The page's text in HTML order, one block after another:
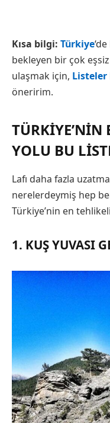
Kısa bilgi: Türkiye
bekleyen bir çok
ulaşmak için, Listeler
öneririm.
TÜRKIYE’NIN
YOLU BU
Lafı daha fazla
nerelerdeymiş hep
Türkiye’nin en
1. KUŞ YUVASI